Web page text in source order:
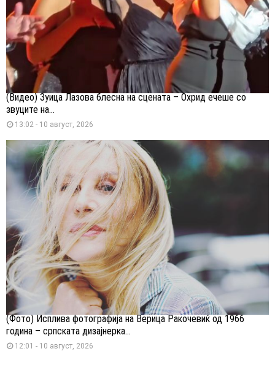
(Видео) Зуица Лазова блесна на сцената – Охрид ечеше со
звуците на...
13:02 - 10 август, 2026
(Фото) Исплива фотографија на Верица Ракочевиќ од 1966
година – српската дизајнерка...
12:01 - 10 август, 2026